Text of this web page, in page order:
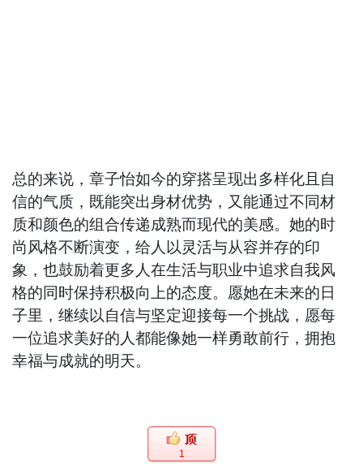
总的来说，章子怡如今的穿搭呈现出多样化且自
信的气质，既能突出身材优势，又能通过不同材
质和颜色的组合传递成熟而现代的美感。她的时
尚风格不断演变，给人以灵活与从容并存的印
象，也鼓励着更多人在生活与职业中追求自我风
格的同时保持积极向上的态度。愿她在未来的日
子里，继续以自信与坚定迎接每一个挑战，愿每
一位追求美好的人都能像她一样勇敢前行，拥抱
幸福与成就的明天。
1